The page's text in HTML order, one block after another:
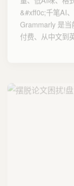
&#xff0c;千笔AI
Grammarly 是
付费、从中文到